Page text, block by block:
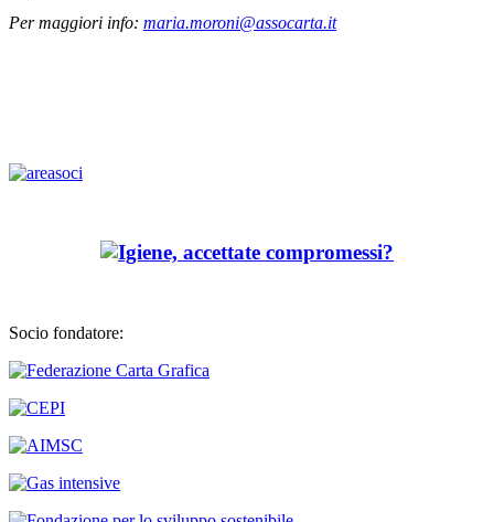
Per maggiori info: maria.moroni@assocarta.it
Socio fondatore: